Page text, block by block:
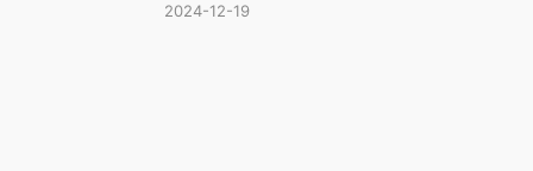
2024-12-19